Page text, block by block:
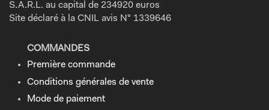
S.A.R.L. au capital de 234920 euros
Site déclaré à la CNIL avis N° 1339646
COMMANDES
Première commande
Conditions générales de vente
Mode de paiement